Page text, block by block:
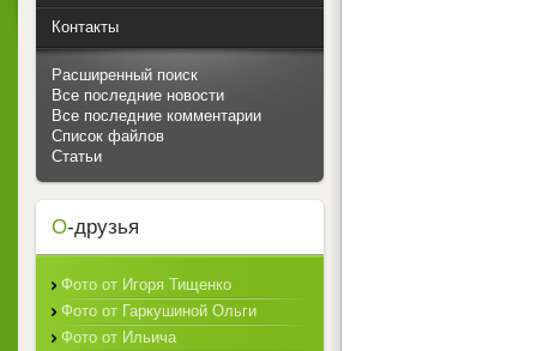
Контакты
Расширенный поиск
Все последние новости
Все последние комментарии
Список файлов
Статьи
О-друзья
Фото от Игоря Тищенко
Фото от Гаркушиной Ольги
Фото от Ильича